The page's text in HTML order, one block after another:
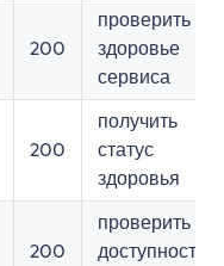
200
проверить
здоровье
сервиса
200
получить
статус
здоровья
200
проверить
доступность